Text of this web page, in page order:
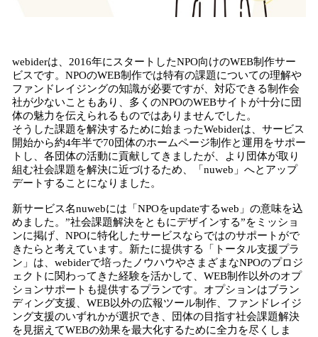
webiderは、2016年にスタートしたNPO向けのWEB制作サー
ビスです。NPOのWEB制作では特有の課題についての理解や
ファンドレイジングの知識が必要ですが、対応できる制作会
社が少ないこともあり、多くのNPOのWEBサイトが十分に団
体の魅力を伝えられるものではありませんでした。
そうした課題を解決するために始まったWebiderは、サービス
開始から約4年半で70団体のホームページ制作と運用をサポー
トし、各団体の活動に貢献してきましたが、より団体が取り
組む社会課題を解決に近づけるため、「nuweb」へとアップ
デートすることになりました。
新サービス名nuwebには「NPOをupdateするweb」の意味を込
めました。”社会課題解決をともにデザインする”をミッショ
ンに掲げ、NPOに特化したサービスならではのサポートがで
きたらと考えています。新たに提供する「トータル支援プラ
ン」は、webiderで培ったノウハウやさまざまなNPOのプロジ
ェクトに関わってきた経験を活かして、WEB制作以外のオプ
ションサポートも提供するプランです。オプションはブラン
ディング支援、WEB以外の広報ツール制作、ファンドレイジ
ング支援のいずれかが選択でき、団体の目指す社会課題解決
を見据えてWEBの効果を最大化するために全力を尽くしま